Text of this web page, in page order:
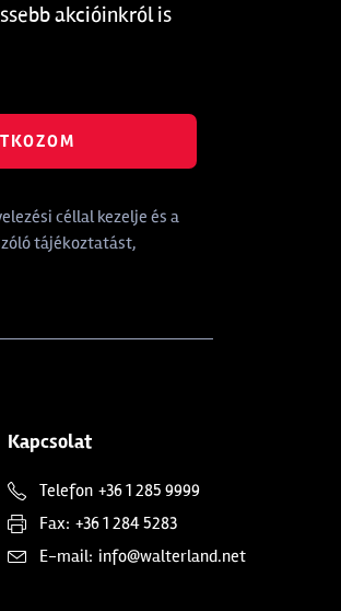
akcióinkról is
céllal kezelje és a
tájékoztatást,
Kapcsolat
Telefon +36 1 285 9999
Fax: +36 1 284 5283
E-mail: info@walterland.net